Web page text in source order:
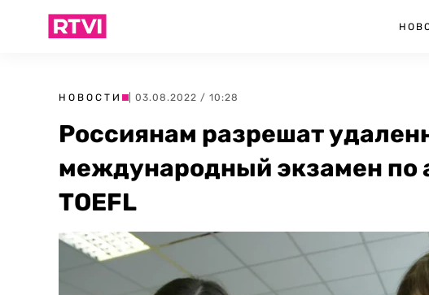
НОВОСТИ | 03.08.2022 / 10:28
Россиянам разрешат
международный экзамен по
TOEFL